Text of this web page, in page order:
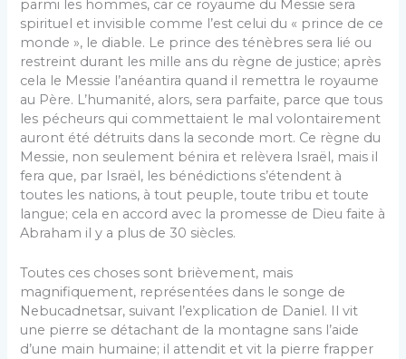
parmi les hommes, car ce royaume du Messie sera
spirituel et invisible comme l’est celui du « prince de ce
monde », le diable. Le prince des ténèbres sera lié ou
restreint durant les mille ans du règne de justice; après
cela le Messie l’anéan­tira quand il remettra le royaume
au Père. L’humanité, alors, sera parfaite, parce que tous
les pécheurs qui commettaient le mal volontairement
auront été détruits dans la seconde mort. Ce règne du
Messie, non seulement bénira et relèvera Israël, mais il
fera que, par Israël, les bénédictions s’étendent à
toutes les nations, à tout peuple, toute tribu et toute
langue; cela en accord avec la promesse de Dieu faite à
Abraham il y a plus de 30 siècles.
Toutes ces choses sont brièvement, mais
magnifiquement, représentées dans le songe de
Nebucadnetsar, suivant l’expli­cation de Daniel. Il vit
une pierre se détachant de la mon­tagne sans l’aide
d’une main humaine; il attendit et vit la pierre frapper